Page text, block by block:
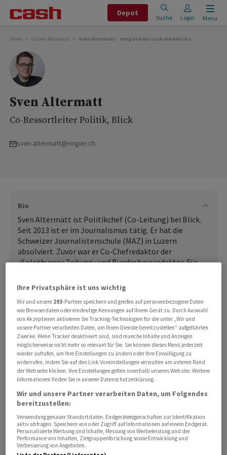
Depot
Suche Login Menu
Home Unsere Redaktion Sven Altermatt - Mitglied der Cash-Redaktion
Sven Altermatt
Co-Ressortleiter Politik, Blick
sven.altermatt@ringier.ch
NEUESTE INHALTE
KONSUM
Das ändert sich nun für Schweizer
Einkaufstouristen
Lange mussten Nutzer der Zoll-App
Quickzoll einen Umweg über den
Zollschalter machen, wenn sie vom
reduzierten Mehrwertsteuersatz
profitieren wollten....
Bio
Sven Altermatt ist Politikchef (Co-Leitung) bei Blick.
Seit 2013 ist er im Journalismus tätig. Er hat die
Schweizer Journalistenschule (MAZ) in Luzern
absolviert. Zuvor war er Co-Chefredaktor der
«Solothurner Zeitung» und Bundeshausredaktor. Für
dem Swiss Press Award ausgezeichnet. Sven ist zudem
im Vorstand des Recherche-Netzwerks investigativ.ch.
Ihre Privatsphäre ist uns wichtig
Wir und unsere 293-Partner speichern und greifen auf personenbezogene Daten
wie Browserdaten oder eindeutige Kennungen auf Ihrem Gerät zu. Durch Auswahl
von Akzeptieren aktivieren Sie Tracking-Technologien für die unter „Wir und
unsere Partner verarbeiten Daten, um Ihnen Dienste bereitzustellen“ aufgeführten
Zwecke. Wenn Tracker deaktiviert sind, sind manche Inhalte und Anzeigen
möglicherweise nicht mehr so relevant für Sie. Sie können dieses Menü jederzeit
wieder aufrufen, um Ihre Einstellungen zu ändern oder Ihre Einwilligung zu
widerrufen, indem Sie auf den Link Voreinstellungen verwalten am unteren Rand
der Webseite klicken. Ihre Einstellungen gelten innerhalb unseres Website. Weitere
Informationen finden Sie in unserer Datenschutzerklärung.
Wir und unsere Partner verarbeiten Daten, um Folgendes
bereitzustellen:
Verwendung genauer Standortdaten. Endgeräteeigenschaften zur Identifikation
aktiv abfragen. Speichern von oder Zugriff auf Informationen auf einem Endgerät.
Personalisierte Werbung und Inhalte, Messung von Werbeleistung und der
Performance von Inhalten, Zielgruppenforschung sowie Entwicklung und
Verbesserung von Angeboten.